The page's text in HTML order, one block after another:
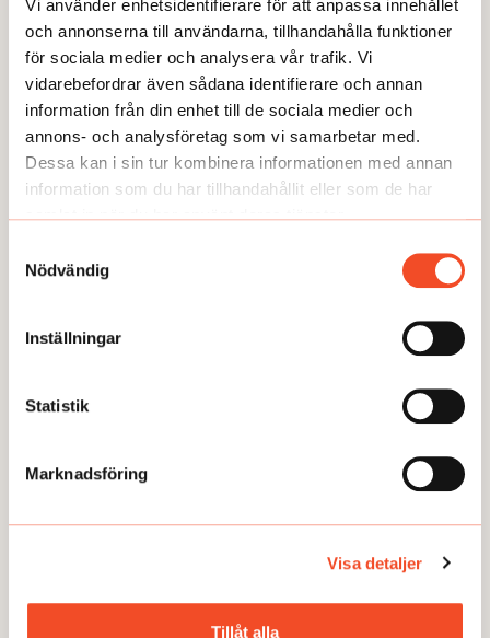
Vi använder enhetsidentifierare för att anpassa innehållet
och annonserna till användarna, tillhandahålla funktioner
för sociala medier och analysera vår trafik. Vi
vidarebefordrar även sådana identifierare och annan
information från din enhet till de sociala medier och
annons- och analysföretag som vi samarbetar med.
Dessa kan i sin tur kombinera informationen med annan
information som du har tillhandahållit eller som de har
samlat in när du har använt deras tjänster.
Nödvändig
Inställningar
Statistik
Marknadsföring
Visa detaljer
Tillåt alla
TEMA
Valet: Det här vill de rödgröna och
Centerpartiet
Publicerad:2026-07-13
Valet: Det här vill Tidöpartierna